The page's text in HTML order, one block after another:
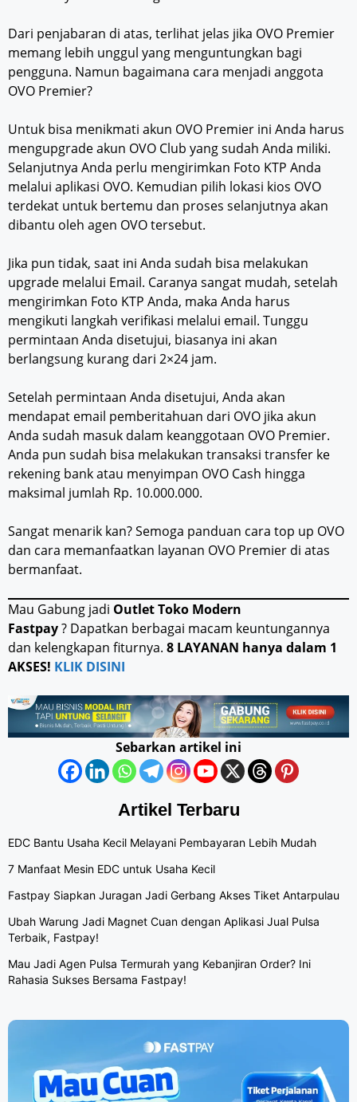
Dari penjabaran di atas, terlihat jelas jika OVO Premier
memang lebih unggul yang menguntungkan bagi
pengguna. Namun bagaimana cara menjadi anggota
OVO Premier?
Untuk bisa menikmati akun OVO Premier ini Anda harus
mengupgrade akun OVO Club yang sudah Anda miliki.
Selanjutnya Anda perlu mengirimkan Foto KTP Anda
melalui aplikasi OVO. Kemudian pilih lokasi kios OVO
terdekat untuk bertemu dan proses selanjutnya akan
dibantu oleh agen OVO tersebut.
Jika pun tidak, saat ini Anda sudah bisa melakukan
upgrade melalui Email. Caranya sangat mudah, setelah
mengirimkan Foto KTP Anda, maka Anda harus
mengikuti langkah verifikasi melalui email. Tunggu
permintaan Anda disetujui, biasanya ini akan
berlangsung kurang dari 2×24 jam.
Setelah permintaan Anda disetujui, Anda akan
mendapat email pemberitahuan dari OVO jika akun
Anda sudah masuk dalam keanggotaan OVO Premier.
Anda pun sudah bisa melakukan transaksi transfer ke
rekening bank atau menyimpan OVO Cash hingga
maksimal jumlah Rp. 10.000.000.
Sangat menarik kan? Semoga panduan cara top up OVO
dan cara memanfaatkan layanan OVO Premier di atas
bermanfaat.
Mau Gabung jadi Outlet Toko Modern
Fastpay? Dapatkan berbagai macam keuntungannya
dan kelengkapan fiturnya. 8 LAYANAN hanya dalam 1
AKSES! KLIK DISINI
Sebarkan artikel ini
Artikel Terbaru
EDC Bantu Usaha Kecil Melayani Pembayaran Lebih Mudah
7 Manfaat Mesin EDC untuk Usaha Kecil
Fastpay Siapkan Juragan Jadi Gerbang Akses Tiket Antarpulau
Ubah Warung Jadi Magnet Cuan dengan Aplikasi Jual Pulsa
Terbaik, Fastpay!
Mau Jadi Agen Pulsa Termurah yang Kebanjiran Order? Ini
Rahasia Sukses Bersama Fastpay!